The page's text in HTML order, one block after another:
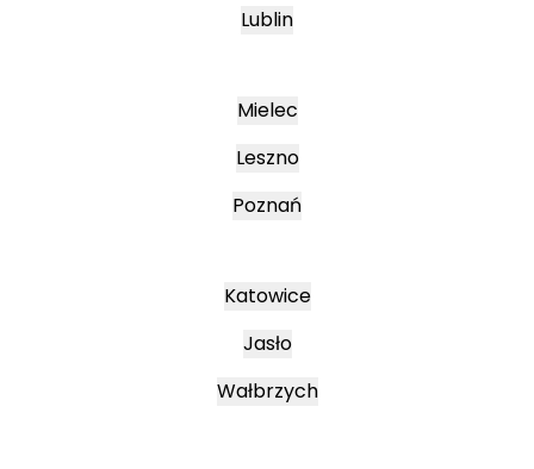
Lublin
Mielec
Leszno
Poznań
Katowice
Jasło
Wałbrzych